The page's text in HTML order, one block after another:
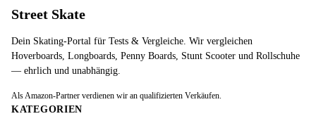
Street Skate
Dein Skating-Portal für Tests & Vergleiche. Wir vergleichen
Hoverboards, Longboards, Penny Boards, Stunt Scooter und Rollschuhe
— ehrlich und unabhängig.
Als Amazon-Partner verdienen wir an qualifizierten Verkäufen.
KATEGORIEN